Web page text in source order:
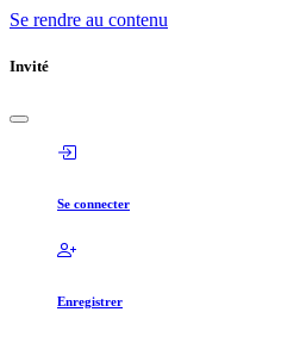
Se rendre au contenu
Invité
Se connecter
Enregistrer